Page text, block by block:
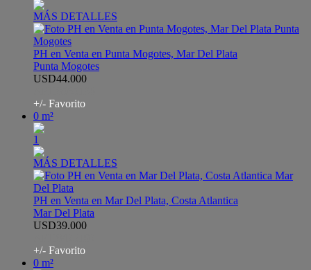
MÁS DETALLES
PH en Venta en Punta Mogotes, Mar Del Plata
Punta Mogotes
USD44.000
+/- Favorito
0 m²
1
MÁS DETALLES
PH en Venta en Mar Del Plata, Costa Atlantica
Mar Del Plata
USD39.000
+/- Favorito
0 m²